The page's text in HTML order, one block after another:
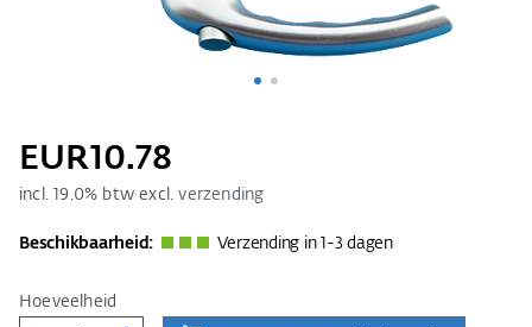
EUR10.78
incl.19.0% btw excl.verzending
Beschikbaarheid: Verzending in 1-3 dagen
Hoeveelheid